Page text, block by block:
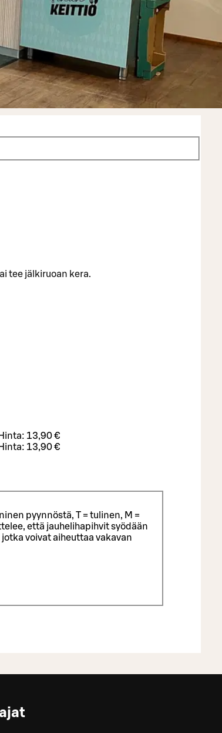
tee jälkiruoan kera.
Hinta: 13,90 €
Hinta: 13,90 €
pyynnöstä, T = tulinen, M =
että jauhelihapihvit syödään
voivat aiheuttaa vakavan